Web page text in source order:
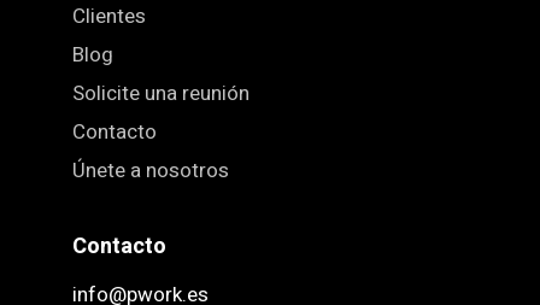
Clientes
Blog
Solicite una reunión
Contacto
Únete a nosotros
Contacto
info@pwork.es